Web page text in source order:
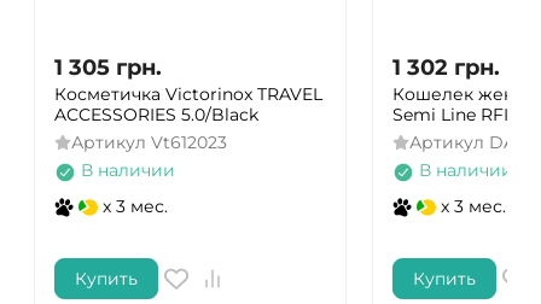
1 305 грн.
Косметичка Victorinox TRAVEL
ACCESSORIES 5.0/Black
Артикул Vt612023
В наличии
x 3 мес.
Купить
1 302 грн.
Кошелек
Semi Line RFID
Артикул
В наличии
x 3 мес.
Купить